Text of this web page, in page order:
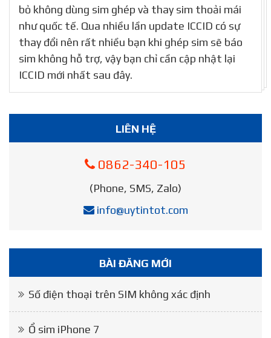
bỏ không dùng sim ghép và thay sim thoải mái
như quốc tế. Qua nhiều lần update ICCID có sự
thay đổi nên rất nhiều bạn khi ghép sim sẽ báo
sim không hỗ trợ, vậy bạn chỉ cần cập nhật lại
ICCID mới nhất sau đây.
LIÊN HỆ
0862-340-105
(Phone, SMS, Zalo)
info@uytintot.com
BÀI ĐĂNG MỚI
Số điện thoại trên SIM không xác định
Ổ sim iPhone 7